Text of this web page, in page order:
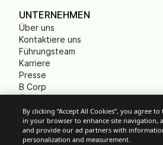
UNTERNEHMEN
Über uns
Kontaktiere uns
Führungsteam
Karriere
Presse
B Corp
Gemeinnützige
Organisationen (NPO)
By clicking “Accept All Cookies”, you agree
in your browser to enhance site navigation,
and provide our ad partners with
personalization and measurement.